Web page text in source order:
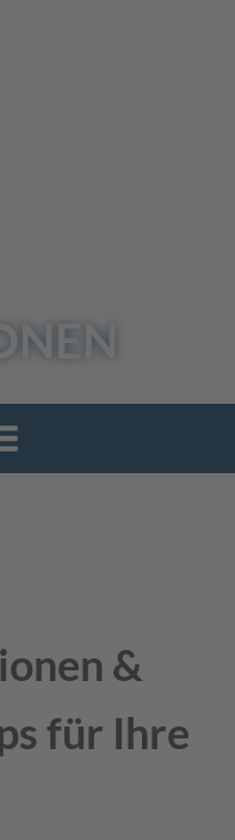
&
für Ihre